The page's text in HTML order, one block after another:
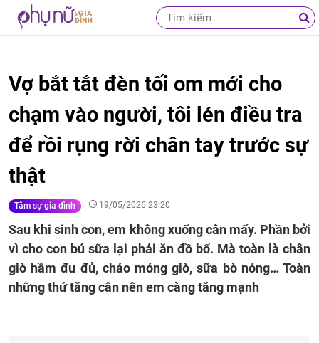
Vợ bắt tắt đèn tối om mới cho
chạm vào người, tôi lén điều tra
để rồi rụng rời chân tay trước sự
thật
Tâm sự gia đình 19/05/2026 23:20
Sau khi sinh con, em không xuống cân mấy. Phần bởi
vì cho con bú sữa lại phải ăn đồ bổ. Mà toàn là chân
giò hầm đu đủ, cháo móng giò, sữa bò nóng… Toàn
những thứ tăng cân nên em càng tăng mạnh